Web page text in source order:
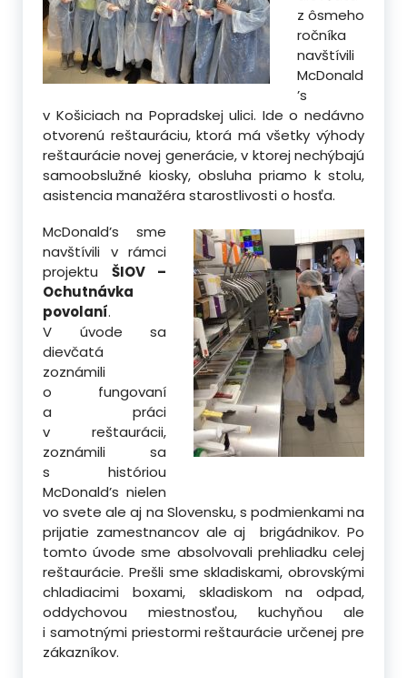
z ôsmeho
ročníka
navštívili
McDonald
’s
v Košiciach na Popradskej ulici. Ide o nedávno
otvorenú reštauráciu, ktorá má všetky výhody
reštaurácie novej generácie,v ktorej nechýbajú
samoobslužné kiosky, obsluha priamo k stolu,
asistencia manažéra starostlivosti o hosťa.
McDonald’s sme
navštívili v rámci
projektu ŠIOV –
Ochutnávka
povolaní.
V úvode sa
dievčatá
zoznámili
o fungovaní
a práci
v reštaurácii,
zoznámili sa
s históriou
McDonald’s nielen
vo svete ale aj na Slovensku, s podmienkami na
prijatie zamestnancov ale aj brigádnikov. Po
tomto úvode sme absolvovali prehliadku celej
reštaurácie. Prešli sme skladiskami, obrovskými
chladiacimi boxami, skladiskom na odpad,
oddychovou miestnosťou, kuchyňou ale
i samotnými priestormi reštaurácie určenej pre
zákazníkov.